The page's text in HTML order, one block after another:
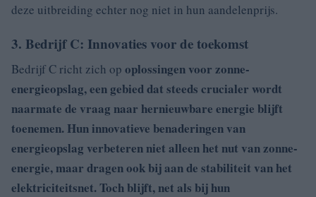
deze uitbreiding echter nog niet in hun aandelenprijs.
3. Bedrijf C: Innovaties voor de toekomst
Bedrijf C richt zich op oplossingen voor zonne-
energieopslag, een gebied dat steeds crucialer wordt
naarmate de vraag naar hernieuwbare energie blijft
toenemen. Hun innovatieve benaderingen van
energieopslag verbeteren niet alleen het nut van zonne-
energie, maar dragen ook bij aan de stabiliteit van het
elektriciteitsnet. Toch blijft, net als bij hun